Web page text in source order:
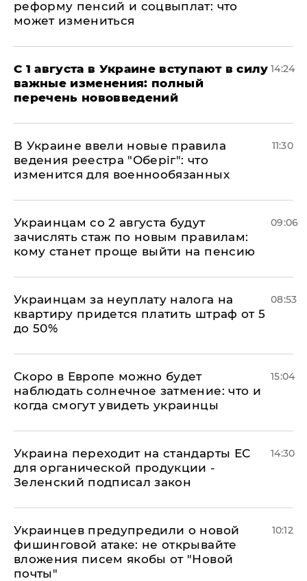
реформу пенсий и соцвыплат: что
может измениться
С 1 августа в Украине вступают в силу
важные изменения: полный
перечень нововведений
14:24
В Украине ввели новые правила
ведения реестра "Оберіг": что
изменится для военнообязанных
11:30
Украинцам со 2 августа будут
зачислять стаж по новым правилам:
кому станет проще выйти на пенсию
09:06
Украинцам за неуплату налога на
квартиру придется платить штраф от 5
до 50%
08:53
Скоро в Европе можно будет
наблюдать солнечное затмение: что и
когда смогут увидеть украинцы
15:04
Украина переходит на стандарты ЕС
для органической продукции -
Зеленский подписал закон
14:30
Украинцев предупредили о новой
фишинговой атаке: не открывайте
вложения писем якобы от "Новой
почты"
10:12